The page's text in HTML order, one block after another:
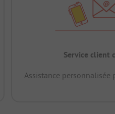
Service client
Assistance personnalisée